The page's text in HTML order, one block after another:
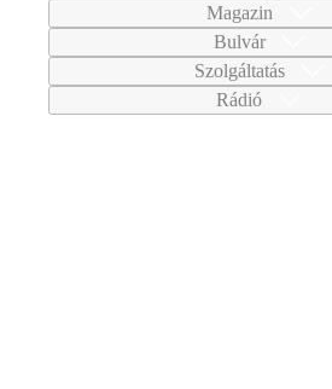
Magazin
Bulvár
Szolgáltatás
Rádió